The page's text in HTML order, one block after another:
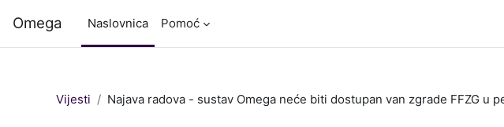
Omega Naslovnica Pomoć
Vijesti Najava radova - sustav Omega neće biti dostupan van zgrade FFZG u